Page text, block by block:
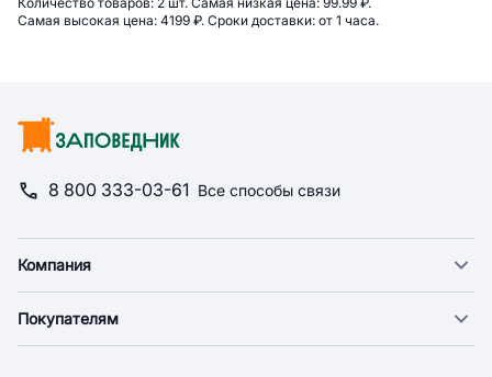
Сводная информация по
Самая высокая цена: 4199 ₽. Сроки доставки: от 1 часа.
8 800 333-03-61 Все способы связи
Компания
Новости
Покупателям